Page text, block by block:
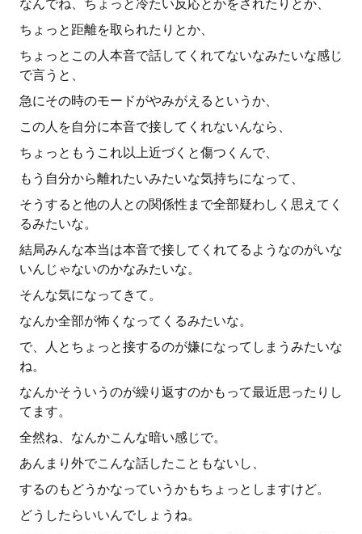
なんでね、ちょっと冷たい反応とかをされたりとか、
ちょっと距離を取られたりとか、
ちょっとこの人本音で話してくれてないなみたいな感じ
で言うと、
急にその時のモードがやみがえるというか、
この人を自分に本音で接してくれないんなら、
ちょっともうこれ以上近づくと傷つくんで、
もう自分から離れたいみたいな気持ちになって、
そうすると他の人との関係性まで全部疑わしく思えてく
るみたいな。
結局みんな本当は本音で接してくれてるようなのがいな
いんじゃないのかなみたいな。
そんな気になってきて。
なんか全部が怖くなってくるみたいな。
で、人とちょっと接するのが嫌になってしまうみたいな
ね。
なんかそういうのが繰り返すのかもって最近思ったりし
てます。
全然ね、なんかこんな暗い感じで。
あんまり外でこんな話したこともないし、
するのもどうかなっていうかもちょっとしますけど。
どうしたらいいんでしょうね。